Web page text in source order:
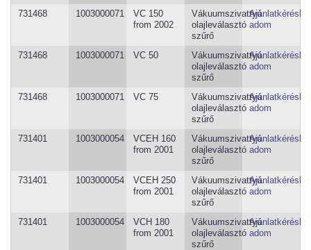
731468 1003000071
VC 150
from 2002
Vákuumszivattyú
olajleválasztó
szűrő
adom
731468 1003000071 VC 50
Vákuumszivattyú
olajleválasztó
szűrő
adom
731468 1003000071 VC 75
Vákuumszivattyú
olajleválasztó
szűrő
adom
731401 1003000054
VCEH 160
from 2001
Vákuumszivattyú
olajleválasztó
szűrő
adom
731401 1003000054
VCEH 250
from 2001
Vákuumszivattyú
olajleválasztó
szűrő
adom
731401 1003000054
VCH 180
from 2001
Vákuumszivattyú
olajleválasztó
szűrő
adom